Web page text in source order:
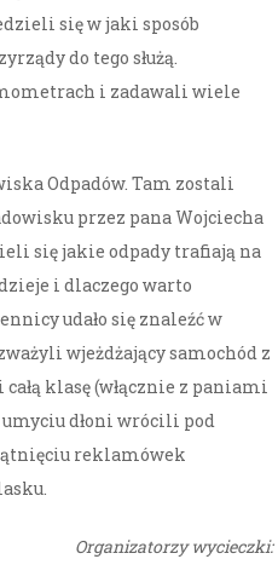
się w jaki sposób
do tego służą.
i zadawali wiele
Odpadów. Tam zostali
przez pana Wojciecha
się jakie odpady trafiają na
i dlaczego warto
udało się znaleźć w
wjeżdżający samochód z
klasę (włącznie z paniami
dłoni wrócili pod
reklamówek
Organizatorzy wycieczki: